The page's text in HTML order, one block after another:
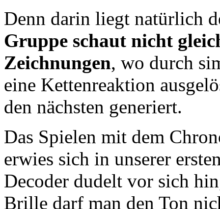
Denn darin liegt natürlich
Gruppe schaut nicht
Zeichnungen, wo durch
eine Kettenreaktion
den nächsten generiert.
Das Spielen mit dem
erwies sich in unserer
Decoder dudelt vor sich
Brille darf man den Ton